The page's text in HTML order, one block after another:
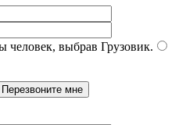
человек, выбрав Грузовик.